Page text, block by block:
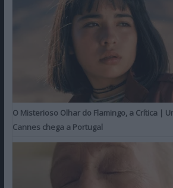
O Misterioso Olhar do Flamingo, a Crítica |
Cannes chega a Portugal